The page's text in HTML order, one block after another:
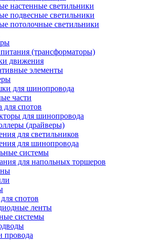
настенные светильники
подвесные светильники
потолочные светильники
(трансформаторы)
движения
элементы
для шинопровода
части
для спотов
для шинопровода
(драйверы)
для светильников
для шинопровода
системы
для напольных торшеров
спотов
ленты
системы
провода